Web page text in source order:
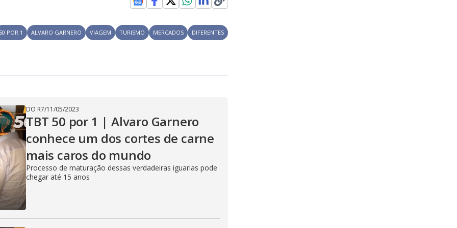
y
V
i
d
e
e
50 POR 1 ALVARO GARNERO VIAGEM TURISMO MERCADOS DIFERENTES
DO R7/11/05/2023
TBT 50 por 1 | Alvaro Garnero
conhece um dos cortes de carne
mais caros do mundo
Processo de maturação dessas verdadeiras iguarias pode
chegar até 15 anos